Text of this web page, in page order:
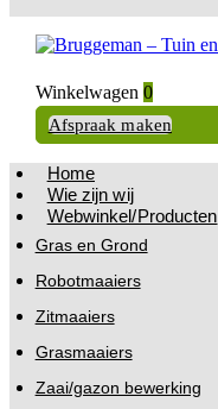
Winkelwagen 0
Afspraak maken
Home
Wie zijn wij
Webwinkel/Producten
Gras en Grond
Robotmaaiers
Zitmaaiers
Grasmaaiers
Zaai/gazon bewerking